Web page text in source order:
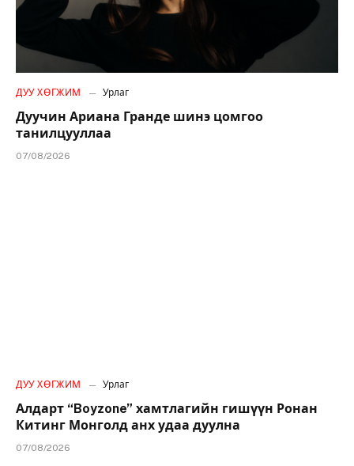
ДУУ ХӨГЖИМ Урлаг
Дуучин Ариана Гранде шинэ цомгоо
танилцууллаа
07/08/2026
ДУУ ХӨГЖИМ Урлаг
Алдарт “Boyzone” хамтлагийн гишүүн Ронан
Китинг Монголд анх удаа дуулна
07/08/2026